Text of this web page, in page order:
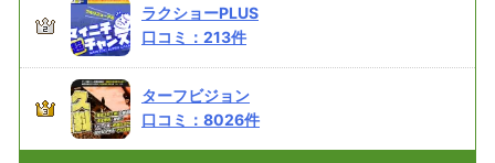
ラクショーPLUS
口コミ： 213件
ターフビジョン
口コミ： 8026件